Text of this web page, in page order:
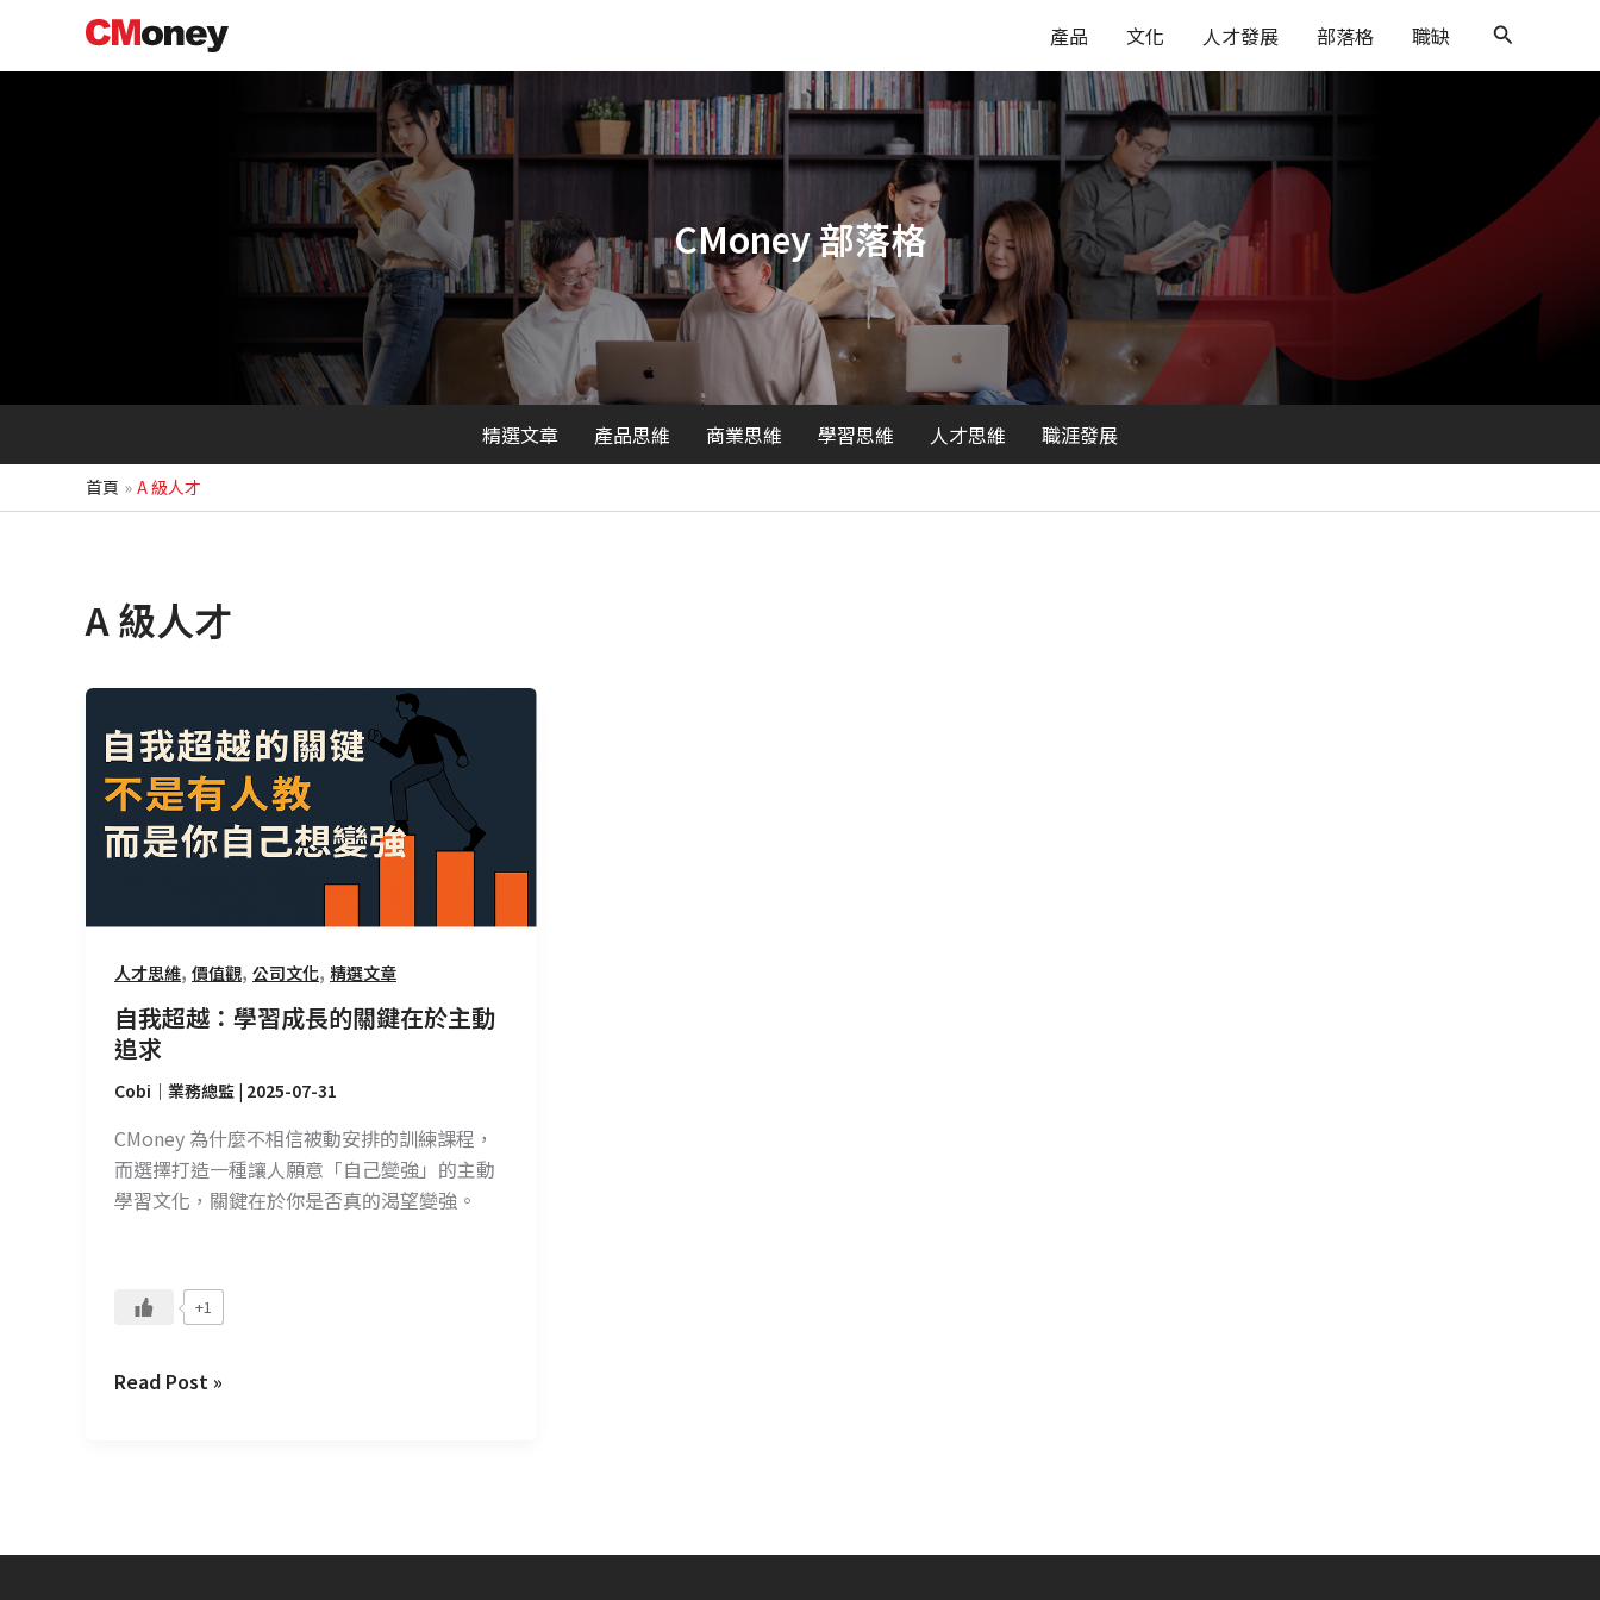
主
產品 文化 人才發展 部落格 職缺
搜
尋
CMoney 部落格
精選文章 產品思維 商業思維 學習思維 人才思維 職涯發展
首頁 A 級人才
A 級人才
人才思維, 價值觀, 公司文化, 精選文章
自我超越：學習成長的關鍵在於主動
追求
Cobi｜業務總監 | 2025-07-31
CMoney 為什麼不相信被動安排的訓練課程，
而選擇打造一種讓人願意「自己變強」的主動
學習文化，關鍵在於你是否真的渴望變強。
+1
我
超
越：
學
習
長
關
鍵
在
主
動
追
求
Read Post »